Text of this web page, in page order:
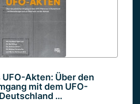
Akten: Über den
mit dem UFO-
…